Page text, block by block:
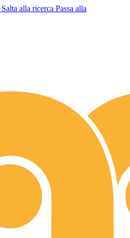
Salta alla ricerca Passa alla